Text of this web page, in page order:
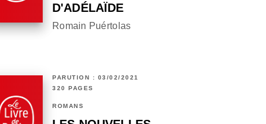
D'ADÉLAÏDE
Romain Puértolas
PARUTION : 03/02/2021
320 PAGES
ROMANS